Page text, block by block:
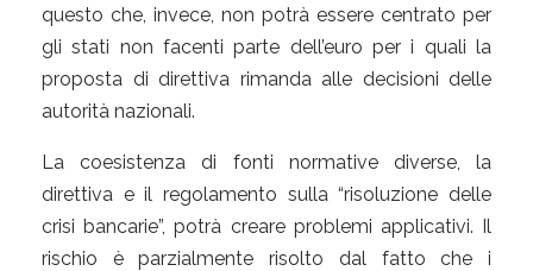
questo che, invece, non potrà essere centrato per
gli stati non facenti parte dell’euro per i quali la
proposta di direttiva rimanda alle decisioni delle
autorità nazionali.
La coesistenza di fonti normative diverse, la
direttiva e il regolamento sulla “risoluzione delle
crisi bancarie”, potrà creare problemi applicativi. Il
rischio è parzialmente risolto dal fatto che i